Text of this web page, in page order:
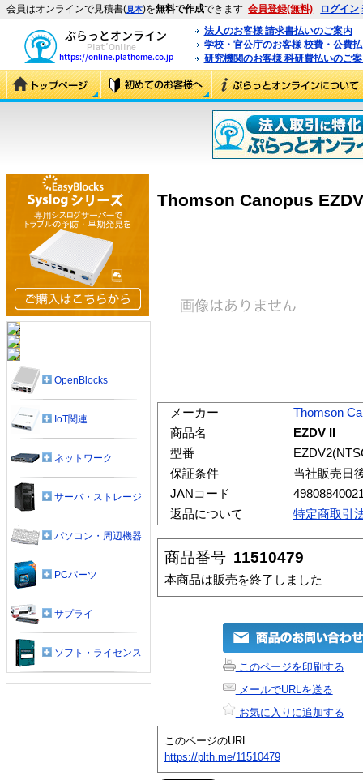
会員はオンラインで見積書(見本)を無料で作成できます 会員登録(無料) ログイン
法人のお客様 請求書払いのご案内
学校・官公庁のお客様 校費・公費
研究機関のお客様 科研費払いのご
Thomson Canopus
メーカー
Thomson
商品名
EZDV II
型番
保証条件
当社販売日
JANコード
返品について
特定商取引
商品番号 11510479
本商品は販売を終了しました
このページを印刷する
メールでURLを送る
お気に入りに追加する
このページのURL
https://plth.me/11510479
OpenBlocks
IoT関連
ネットワーク
サーバ・ストレージ
パソコン・周辺機器
PCパーツ
サプライ
ソフト・ライセンス